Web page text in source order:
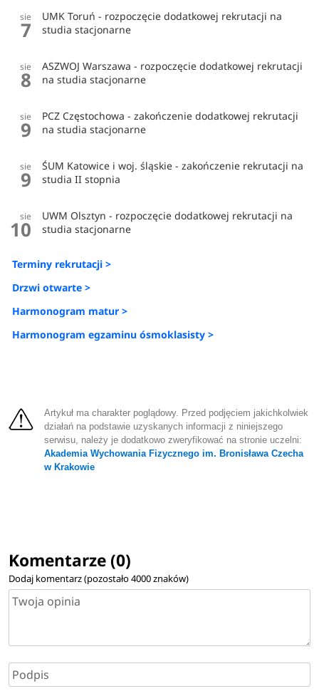
Ruchowej oraz Wydział Turystyki i Rekreacji. Uczelnia
kształci między innymi fizjoterapeutów, kosmetologów,
przygotowanych do prowadzenia działalności w obszarze
rekreacji.
Ponadto, w Akademii funkcjonuje Szkoła Doktorska Nauk o
nauk medycznych i nauk o zdrowiu w dyscyplinie naukowej
- nauki o kulturze fizycznej.
Kierunki studiów oferowane przez Akademię Wychowania
Fizycznego prowadzone są na studiach pierwszego i
możliwość kształcenia zagranicą, dzięki uczestnictwu
uczelni w popularnym programie Erasmus+. Do grona
uczelni partnerskich należą między innymi: Lapland
Universita degli Studi di Firenze we Florencji, czy
Nowe kierunki studiów 2023/2024
Akademii Wychowania
kandydatów czekają:trener zdrowia i sprawności
fizycznej
oraz turystyka zdrowotna
sie
7
UMK Toruń - rozpoczęcie dodatkowej rekrutacji na
studia stacjonarne
sie
8
ASZWOJ Warszawa - rozpoczęcie dodatkowej rekrutacji
na studia stacjonarne
sie
9
PCZ Częstochowa - zakończenie dodatkowej rekrutacji
na studia stacjonarne
sie
9
ŚUM Katowice i woj. śląskie - zakończenie rekrutacji na
studia II stopnia
sie
10
UWM Olsztyn - rozpoczęcie dodatkowej rekrutacji na
studia stacjonarne
Terminy rekrutacji >
Drzwi otwarte >
Harmonogram matur >
Harmonogram egzaminu ósmoklasisty >
Artykuł ma charakter poglądowy. Przed podjęciem jakichkolwiek
działań na podstawie uzyskanych informacji z niniejszego
serwisu, należy je dodatkowo zweryfikować na stronie uczelni:
Akademia Wychowania Fizycznego im. Bronisława Czecha
w Krakowie
Komentarze (0)
Dodaj komentarz (pozostało4000znaków)